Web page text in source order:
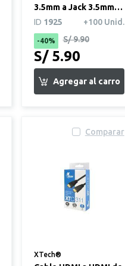
3.5mm a Jack 3.5mm
de 3 metros
ID 1925 +100 Unid.
-40% S/ 9.90
S/ 5.90
Comparar
XTech®